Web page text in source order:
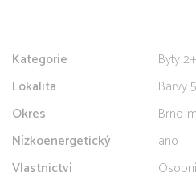
Kategorie
Byty
Lokalita
Barvy
Okres
Brno-
Nízkoenergetický
ano
Vlastnictví
Osobní